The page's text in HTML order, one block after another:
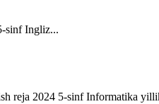
sinf Ingliz...
reja 2024 5-sinf Informatika